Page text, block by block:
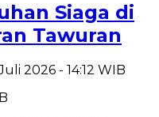
Siaga di
Tawuran
2026 - 14:12 WIB